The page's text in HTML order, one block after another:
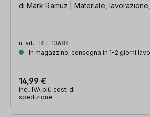
di Mark Ramuz | Materiale,
n. art.: RH-13684
In magazzino, consegna in 1-2 giorni
14,99 €
incl. IVA più costi di
spedizione